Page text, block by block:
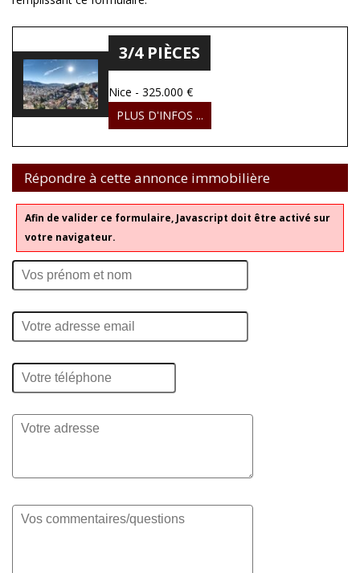
3/4 PIÈCES
Nice - 325.000 €
PLUS D'INFOS ...
Répondre à cette annonce immobilière
Afin de valider ce formulaire, Javascript doit être activé sur
votre navigateur.